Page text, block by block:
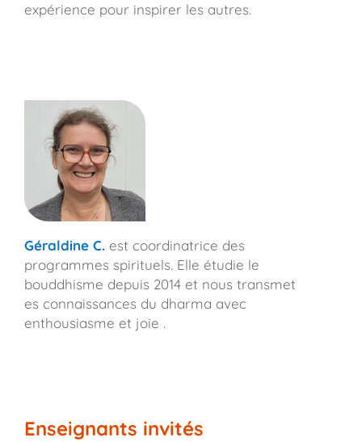
expérience pour inspirer les autres.
Géraldine C.est coordinatrice des
programmes spirituels. Elle étudie le
bouddhisme depuis 2014 et nous transmet
es connaissances du dharma avec
enthousiasme et joie .
Enseignants invités